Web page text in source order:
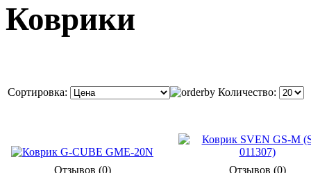
Коврики
Сортировка: Количество:
Отзывов (0)
Отзывов (0)